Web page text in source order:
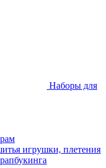
Наборы для
игрушки, плетения